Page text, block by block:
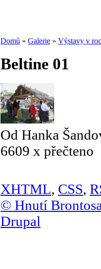
Domů » Galerie » Výstavy v
Beltine 01
Od Hanka
6609 x přečteno
XHTML, CSS,
© Hnutí
Drupal